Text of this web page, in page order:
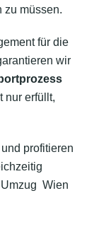
zu müssen.
für die
wir
nur erfüllt,
und profitieren
Wien